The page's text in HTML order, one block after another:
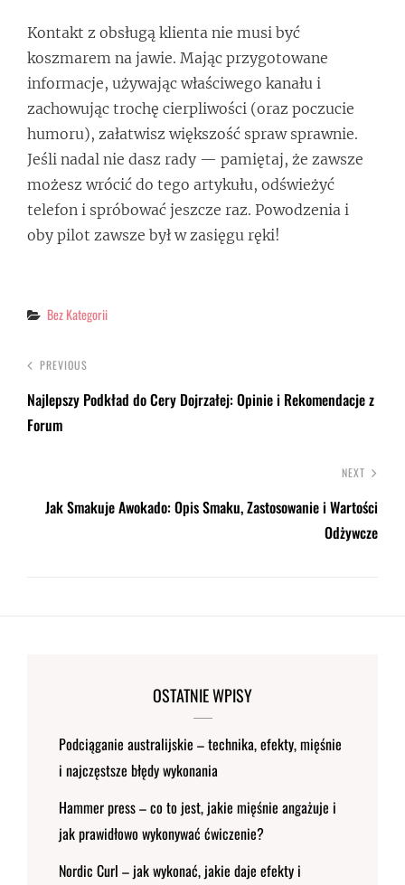
Kontakt z obsługą klienta nie musi być
koszmarem na jawie. Mając przygotowane
informacje, używając właściwego kanału i
zachowując trochę cierpliwości (oraz poczucie
humoru), załatwisz większość spraw sprawnie.
Jeśli nadal nie dasz rady — pamiętaj, że zawsze
możesz wrócić do tego artykułu, odświeżyć
telefon i spróbować jeszcze raz. Powodzenia i
oby pilot zawsze był w zasięgu ręki!
Categories
Bez Kategorii
PREVIOUS
Najlepszy Podkład do Cery Dojrzałej: Opinie i Rekomendacje z
Forum
NEXT
Jak Smakuje Awokado: Opis Smaku, Zastosowanie i Wartości
Odżywcze
OSTATNIE WPISY
Podciąganie australijskie – technika, efekty, mięśnie
i najczęstsze błędy wykonania
Hammer press – co to jest, jakie mięśnie angażuje i
jak prawidłowo wykonywać ćwiczenie?
Nordic Curl – jak wykonać, jakie daje efekty i